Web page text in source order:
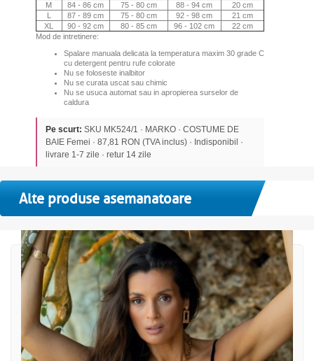
M
84 - 86 cm 75 - 80 cm 88 - 94 cm
20 cm
87 - 89 cm 75 - 80 cm 92 - 98 cm
21 cm
XL
90 - 92 cm 80 - 85 cm 96 - 102 cm
22 cm
Mod de intretinere:
Spalare manuala delicata la temperatura maxim 30 grade C
cu detergent pentru rufe colorate
Nu se foloseste inalbitor
Nu se curata uscat sau chimic
Nu se usuca automat sau in apropierea surselor de
caldura
Pe scurt: SKU MK524/1 · MARKO · COSTUME DE
BAIE Femei · 87,81 RON (TVA inclus) · Indisponibil ·
livrare 1-7 zile · retur 14 zile
Alte produse asemanatoare